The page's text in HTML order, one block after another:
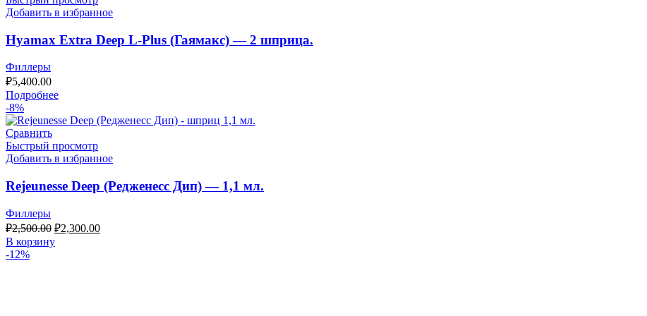
Добавить в избранное
Hyamax Extra Deep L-Plus (Гаямакс) — 2 шприца.
Филлеры
₽5,400.00
Подробнее
-8%
Сравнить
Быстрый просмотр
Добавить в избранное
Rejeunesse Deep (Редженесс Дип) — 1,1 мл.
Филлеры
₽2,500.00 Первоначальная
цена
составляла
₽2,300.00Текущая
В корзину
-12%